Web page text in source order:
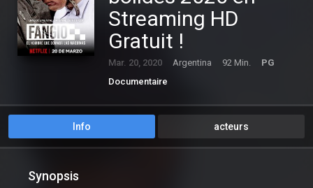
Streaming HD
Gratuit !
Mar. 20, 2020 Argentina 92 Min.
PG
Documentaire
Info acteurs
Synopsis